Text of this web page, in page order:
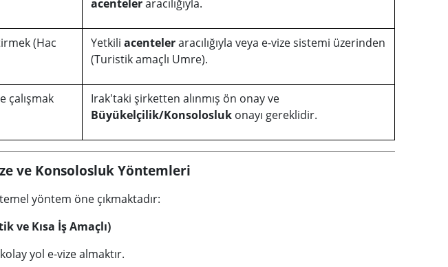
acenteleraracılığıyla.
(Hac
Yetkili acenteleraracılığıyla veya e-vize sistemi üzerinden
(Turistik amaçlı Umre).
çalışmak
Irak'taki şirketten alınmış ön onay ve
Büyükelçilik/Konsoloslukonayı gereklidir.
ve Konsolosluk Yöntemleri
yöntem öne çıkmaktadır:
ve Kısa İş Amaçlı)
yol e-vize almaktır.